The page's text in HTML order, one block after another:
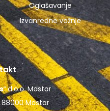
Oglašavanje
Izvanredne vožnje
“ d.o.o. Mostar
Mostar